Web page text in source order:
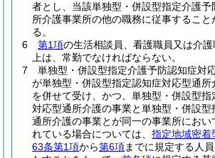
者とし、当該単独型・併設型指定介護予
所介護事業所の他の職務に従事すること
る。
6
第1項の生活相談員、看護職員又は介
上は、常勤でなければならない。
7
単独型・併設型指定介護予防認知症対
が単独型・併設型指定認知症対応型通所
を併せて受け、かつ、単独型・併設型指
対応型通所介護の事業と単独型・併設型
通所介護の事業とが同一の事業所におい
れている場合については、 指定地域密着
63条第1項から第6項までに規定する人